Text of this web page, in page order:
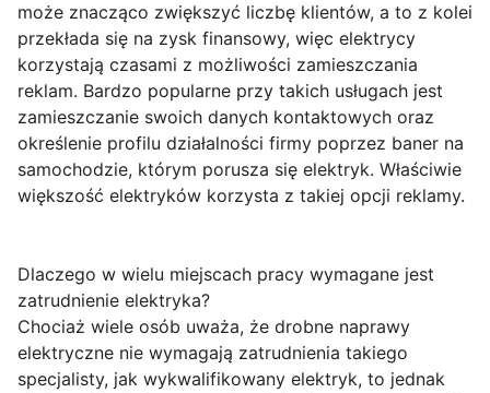
może znacząco zwiększyć liczbę klientów, a to z kolei
przekłada się na zysk finansowy, więc elektrycy
korzystają czasami z możliwości zamieszczania
reklam. Bardzo popularne przy takich usługach jest
zamieszczanie swoich danych kontaktowych oraz
określenie profilu działalności firmy poprzez baner na
samochodzie, którym porusza się elektryk. Właściwie
większość elektryków korzysta z takiej opcji reklamy.
Dlaczego w wielu miejscach pracy wymagane jest
zatrudnienie elektryka?
Chociaż wiele osób uważa, że drobne naprawy
elektryczne nie wymagają zatrudnienia takiego
specjalisty, jak wykwalifikowany elektryk, to jednak